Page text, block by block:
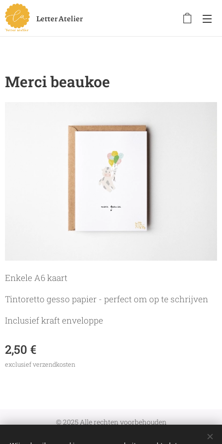
Letter Atelier
Merci beaukoe
Enkele A6 kaart
Tintoretto gesso papier - perfect om op te schrijven
Inclusief kraft enveloppe
2,50 €
exclusief verzendkosten
© 2025 Alle rechten voorbehouden